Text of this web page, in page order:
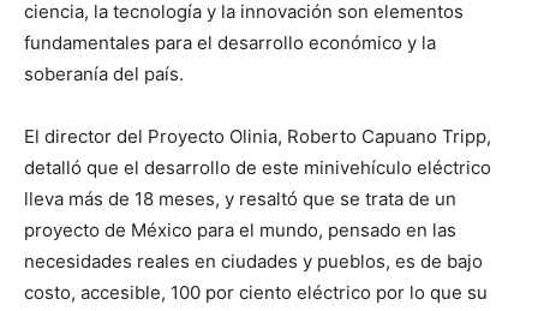
ciencia, la tecnología y la innovación son elementos
fundamentales para el desarrollo económico y la
soberanía del país.
El director del Proyecto Olinia, Roberto Capuano Tripp,
detalló que el desarrollo de este minivehículo eléctrico
lleva más de 18 meses, y resaltó que se trata de un
proyecto de México para el mundo, pensado en las
necesidades reales en ciudades y pueblos, es de bajo
costo, accesible, 100 por ciento eléctrico por lo que su